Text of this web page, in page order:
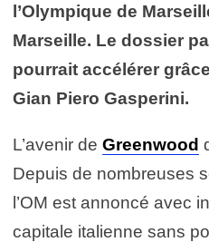
l’Olympique de
Marseille. Le dossier
pourrait accélérer
Gian Piero Gasperini.
L’avenir de Greenwood
Depuis de nombreuses
l’OM est annoncé avec
capitale italienne sans